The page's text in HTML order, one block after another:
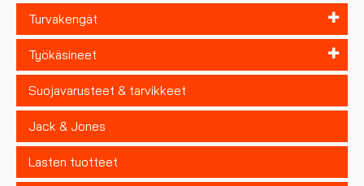
Turvakengät
Työkäsineet
Suojavarusteet & tarvikkeet
Jack & Jones
Lasten tuotteet